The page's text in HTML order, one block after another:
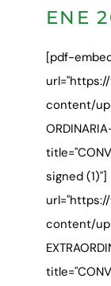
ENE
[pdf-
content/
signed
content/